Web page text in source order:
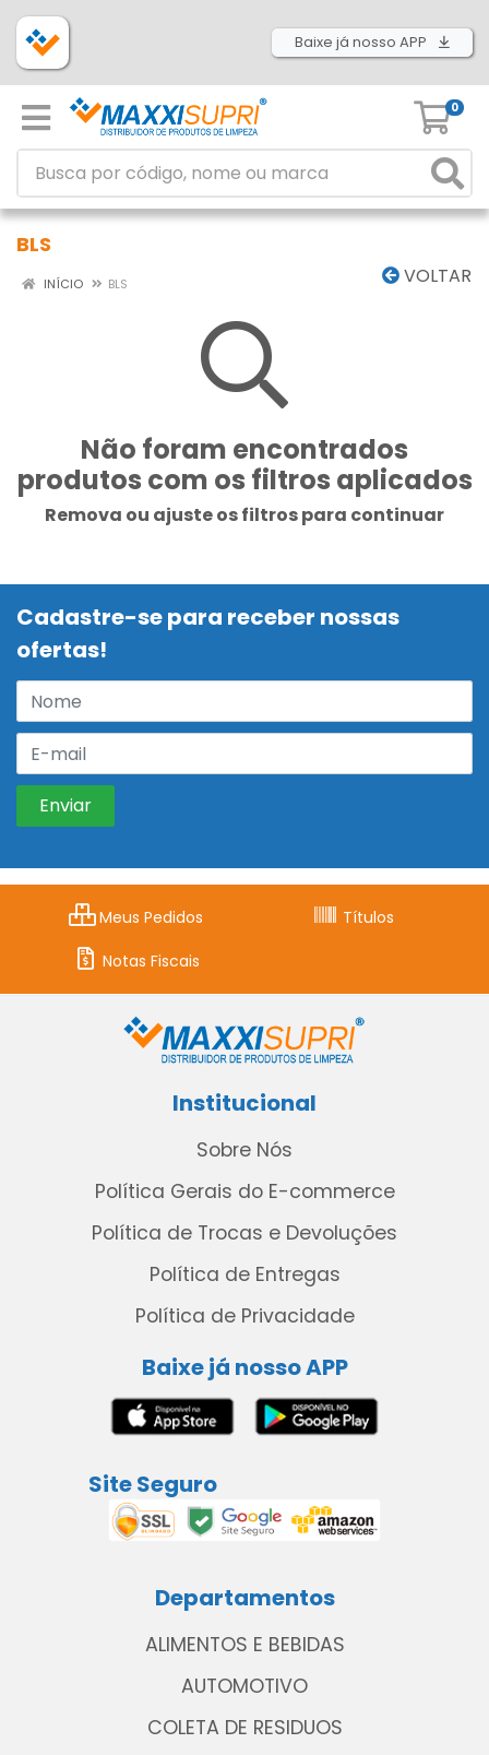
Baixe já nosso APP
0
BLS
VOLTAR
INÍCIO BLS
Não foram encontrados
produtos com os filtros aplicados
Remova ou ajuste os filtros para continuar
Cadastre-se para receber nossas
ofertas!
Meus Pedidos
Títulos
Notas Fiscais
Institucional
Sobre Nós
Política Gerais do E-commerce
Política de Trocas e Devoluções
Política de Entregas
Política de Privacidade
Baixe já nosso APP
Site Seguro
Departamentos
ALIMENTOS E BEBIDAS
AUTOMOTIVO
COLETA DE RESIDUOS